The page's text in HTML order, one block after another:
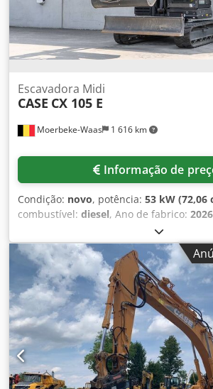
Moerbeke-Waas 1 616 km
Escavadora Midi
CASE CX 105 E
Informação de
Condição: novo, potência: 53 kW (72,06
combustível: diesel, Ano de fabrico: 2026
9.780 kg Dcsdpfxjzrrw Ae Ai Rsk Para
informações, entre em contato com a
KEY-TEC.